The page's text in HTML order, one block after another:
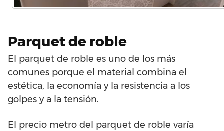
Parquet de roble
El parquet de roble es uno de los más
comunes porque el material combina el
estética, la economía y la resistencia a los
golpes y a la tensión.
El precio metro del parquet de roble varía